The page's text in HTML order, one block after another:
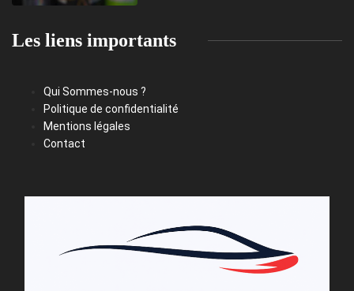
Les liens importants
Qui Sommes-nous ?
Politique de confidentialité
Mentions légales
Contact